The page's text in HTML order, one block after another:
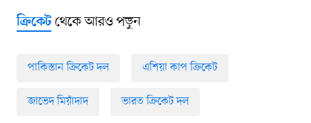
ক্রিকেটথেকে আরও পড়ুন
পাকিস্তান ক্রিকেট দল এশিয়া কাপ ক্রিকেট
জাভেদ মিয়াঁদাদ ভারত ক্রিকেট দল